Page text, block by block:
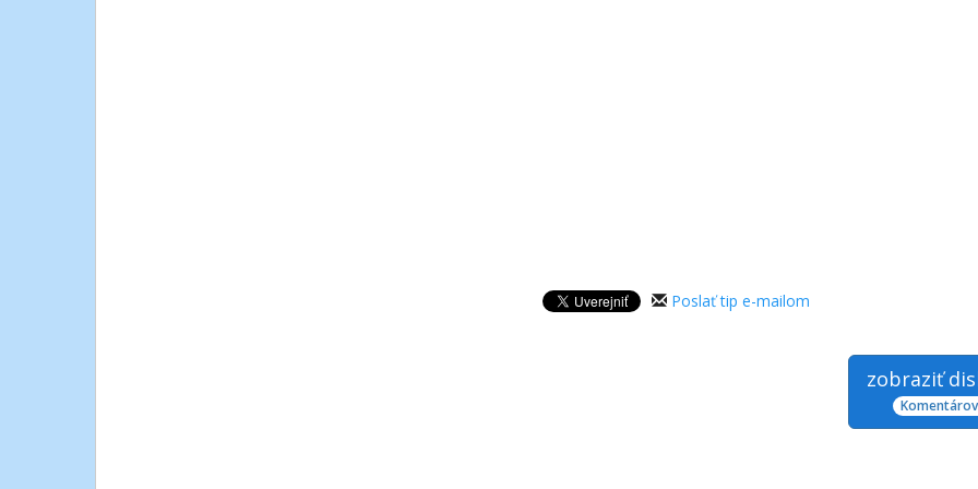
Poslať tip e-mailom
zobraziť